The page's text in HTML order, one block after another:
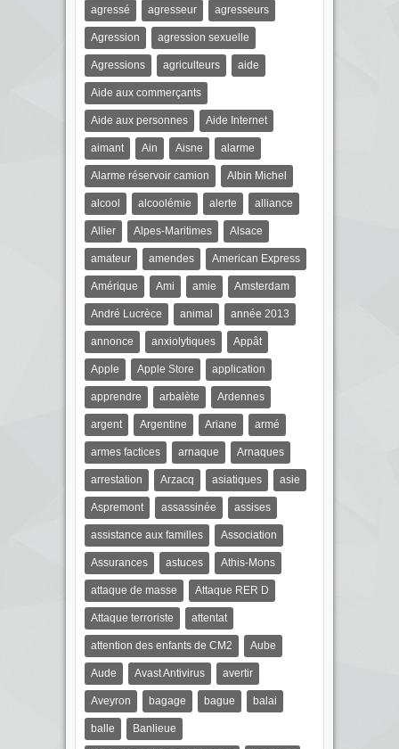
agressé agresseur agresseurs
Agression agression sexuelle
Agressions agriculteurs aide
Aide aux commerçants
Aide aux personnes Aide Internet
aimant Ain Aisne alarme
Alarme réservoir camion Albin Michel
alcool alcoolémie alerte alliance
Allier Alpes-Maritimes Alsace
amateur amendes American Express
Amérique Ami amie Amsterdam
André Lucrèce animal année 2013
annonce anxiolytiques Appât
Apple Apple Store application
apprendre arbalète Ardennes
argent Argentine Ariane armé
armes factices arnaque Arnaques
arrestation Arzacq asiatiques asie
Aspremont assassinée assises
assistance aux familles Association
Assurances astuces Athis-Mons
attaque de masse Attaque RER D
Attaque terroriste attentat
attention des enfants de CM2 Aube
Aude Avast Antivirus avertir
Aveyron bagage bague balai
balle Banlieue